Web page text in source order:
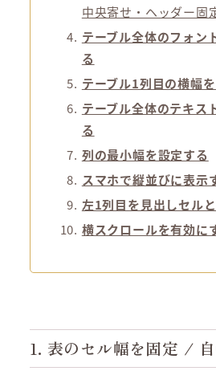
中央寄せ・ヘッダー固
テーブル全体のフォン
る
テーブル1列目の横幅
テーブル全体のテキス
る
列の最小幅を設定する
スマホで縦並びに表示
左1列目を見出しセル
横スクロールを有効に
1. 表のセル幅を固定 /